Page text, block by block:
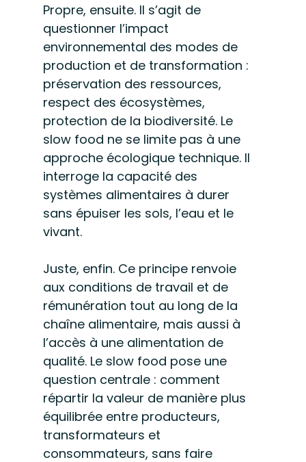
Propre, ensuite. Il s’agit de
questionner l’impact
environnemental des modes de
production et de transformation :
préservation des ressources,
respect des écosystèmes,
protection de la biodiversité. Le
slow food ne se limite pas à une
approche écologique technique. Il
interroge la capacité des
systèmes alimentaires à durer
sans épuiser les sols, l’eau et le
vivant.
Juste, enfin. Ce principe renvoie
aux conditions de travail et de
rémunération tout au long de la
chaîne alimentaire, mais aussi à
l’accès à une alimentation de
qualité. Le slow food pose une
question centrale : comment
répartir la valeur de manière plus
équilibrée entre producteurs,
transformateurs et
consommateurs, sans faire